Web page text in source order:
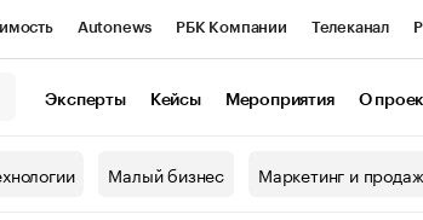
Autonews РБК Компании Телеканал
Эксперты Кейсы Мероприятия О
Малый бизнес Маркетинг и